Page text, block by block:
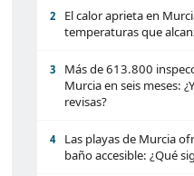
2
El calor aprieta en
temperaturas que
3
Más de 613.800
Murcia en seis meses:
revisas?
4
Las playas de Murcia
baño accesible: ¿Qué